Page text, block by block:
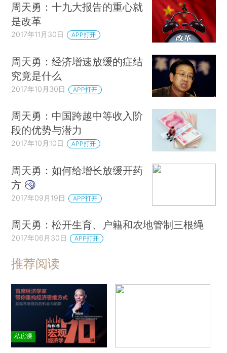
周天勇：十九大报告的重心就
是改革
2017年11月30日 APP打开
周天勇：经济增速放缓的症结
究竟是什么
2017年10月30日 APP打开
周天勇：中国跨越中等收入阶
段的优势与潜力
2017年10月10日 APP打开
周天勇：如何给增长放缓开药
方
2017年09月19日 APP打开
周天勇：松开生育、户籍和农地管制三根绳
2017年06月30日 APP打开
推荐阅读
私房课